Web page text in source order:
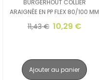
BURGERHOUT COLLIER
ARAIGNÉE EN PP FLEX 80/100 MM
11,43 € 10,29 €
Ajouter au panier